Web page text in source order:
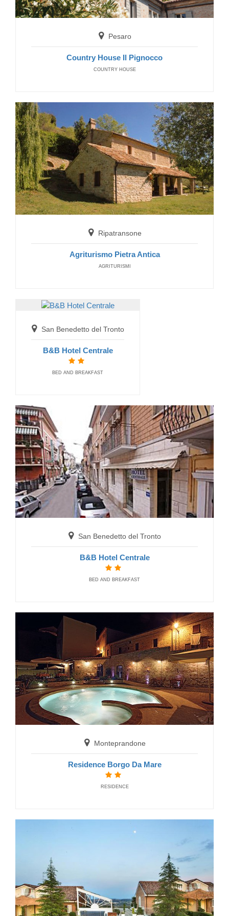
B&B Hotel Centrale
San Benedetto del Tronto
B&B Hotel Centrale
BED AND BREAKFAST
Monteprandone
Residence Borgo Da Mare
Macerata
Residence Belohorizonte
RESIDENCE
Gabicce Mare
Hotel Everest
BED AND BREAKFAST
FARM HOUSE
Pesaro
Country House Il Pignocco
COUNTRY HOUSE
Ripatransone
Agriturismo Pietra Antica
AGRITURISMI
San Benedetto del Tronto
B&B Hotel Centrale
BED AND BREAKFAST
San Benedetto del Tronto
B&B Hotel Centrale
BED AND BREAKFAST
Monteprandone
Residence Borgo Da Mare
RESIDENCE